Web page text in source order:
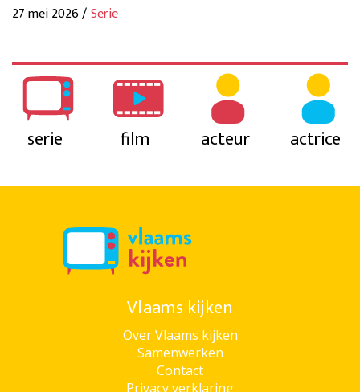
27 mei 2026 /Serie
serie film acteur actrice
Vlaams kijken
Over Vlaams kijken
Samenwerken
Contact
Privacy verklaring